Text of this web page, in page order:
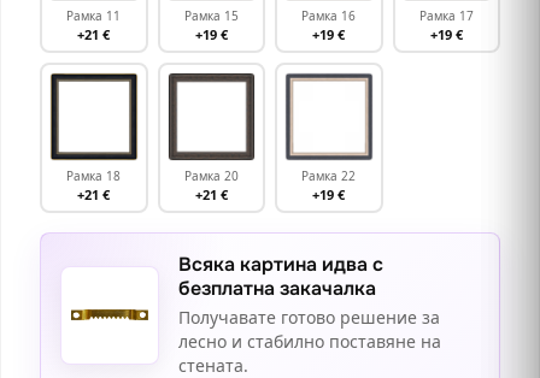
Рамка 11
+21 €
Рамка 15
+19 €
Рамка 16
+19 €
Рамка 17
+19 €
Рамка 18
+21 €
Рамка 20
+21 €
Рамка 22
+19 €
Всяка картина идва с
безплатна закачалка
Получавате готово решение за
лесно и стабилно поставяне на
стената.